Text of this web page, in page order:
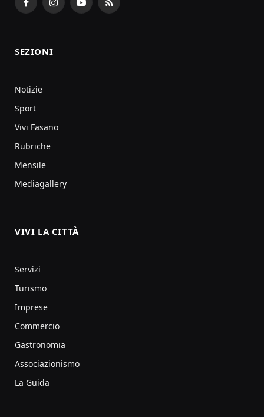
FacebookInstagramYouTubeRSS
SEZIONI
Notizie
Sport
Vivi Fasano
Rubriche
Mensile
Mediagallery
VIVI LA CITTÀ
Servizi
Turismo
Imprese
Commercio
Gastronomia
Associazionismo
La Guida